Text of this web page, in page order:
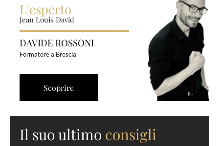
L'esperto
Jean Louis David
DAVIDE ROSSONI
Formatore a Brescia
Scoprire
Il suo ultimo consigli